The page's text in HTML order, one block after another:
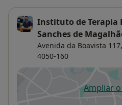
Instituto de Terapia
Sanches de
Avenida da Boavista 117,
4050-160
Ampliar